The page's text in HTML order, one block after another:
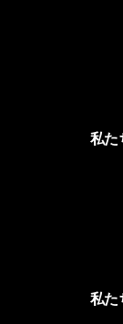
私た
私た